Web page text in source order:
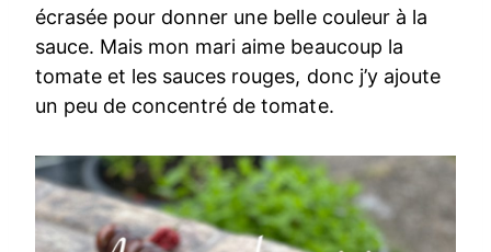
écrasée pour donner une belle couleur à la
sauce. Mais mon mari aime beaucoup la
tomate et les sauces rouges, donc j’y ajoute
un peu de concentré de tomate.